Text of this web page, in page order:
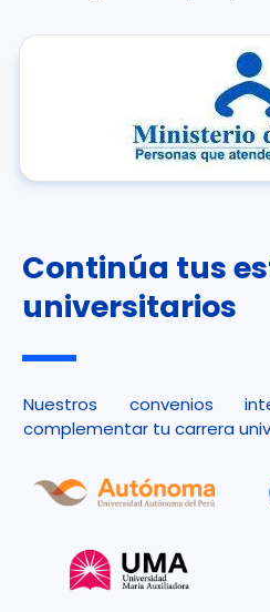
Continúa tus
universitarios
Nuestros convenios
complementar tu carrera